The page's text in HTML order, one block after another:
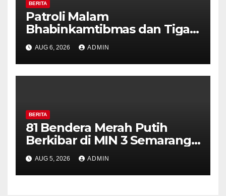
BERITA
Patroli Malam
Bhabinkamtibmas dan Tiga
Pilar Kelurahan Ungaran
Perkuat Kamtibmas, Warga
Diajak Aktifkan Ronda
AUG 6, 2026 ADMIN
BERITA
81 Bendera Merah Putih
Berkibar di MIN 3 Semarang,
Bhabinkamtibmas Desa
Timpik Hadiri Peringatan
HUT ke-81 Kemerdekaan RI
AUG 5, 2026 ADMIN